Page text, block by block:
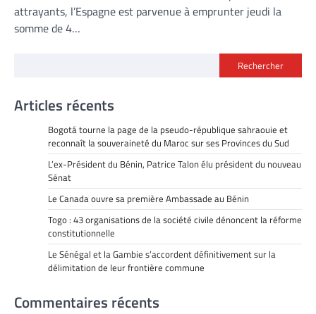
attrayants, l’Espagne est parvenue à emprunter jeudi la
somme de 4…
Rechercher
Articles récents
Bogotá tourne la page de la pseudo-république sahraouie et
reconnaît la souveraineté du Maroc sur ses Provinces du Sud
L’ex-Président du Bénin, Patrice Talon élu président du nouveau
Sénat
Le Canada ouvre sa première Ambassade au Bénin
Togo : 43 organisations de la société civile dénoncent la réforme
constitutionnelle
Le Sénégal et la Gambie s’accordent définitivement sur la
délimitation de leur frontière commune
Commentaires récents